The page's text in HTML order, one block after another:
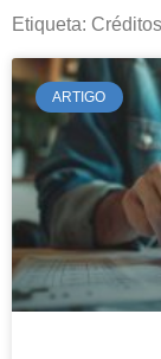
do Direito.
Etiqueta:
ARTIGO